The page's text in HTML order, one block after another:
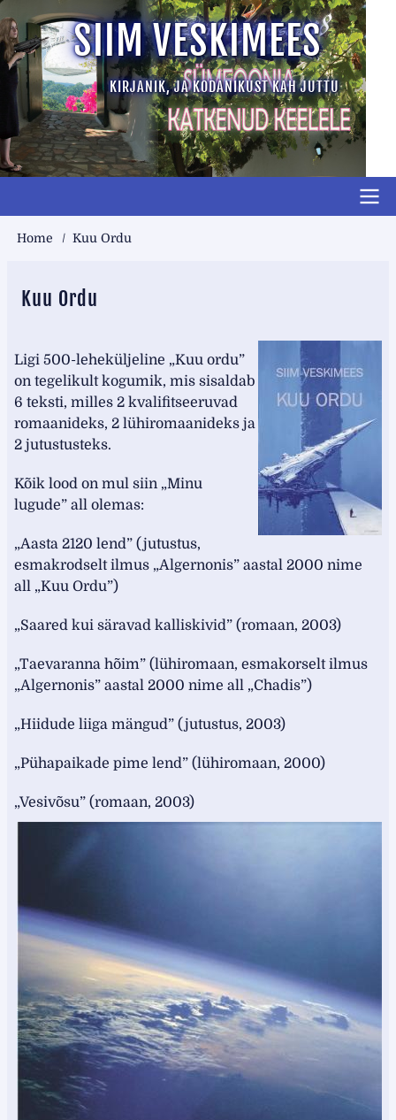
to
main
content
SIIM VESKIMEES
KIRJANIK, JA KODANIKUST KAH JUTTU
Main
Breadcrumb
Home Kuu Ordu
Kuu Ordu
Ligi 500-leheküljeline „Kuu ordu”
on tegelikult kogumik, mis sisaldab
6 teksti, milles 2 kvalifitseeruvad
romaanideks, 2 lühiromaanideks ja
2 jutustusteks.
Kõik lood on mul siin „Minu
lugude” all olemas:
„Aasta 2120 lend” (jutustus,
esmakrodselt ilmus „Algernonis” aastal 2000 nime
all „Kuu Ordu”)
„Saared kui säravad kalliskivid” (romaan, 2003)
„Taevaranna hõim” (lühiromaan, esmakorselt ilmus
„Algernonis” aastal 2000 nime all „Chadis”)
„Hiidude liiga mängud” (jutustus, 2003)
„Pühapaikade pime lend” (lühiromaan, 2000)
„Vesivõsu” (romaan, 2003)